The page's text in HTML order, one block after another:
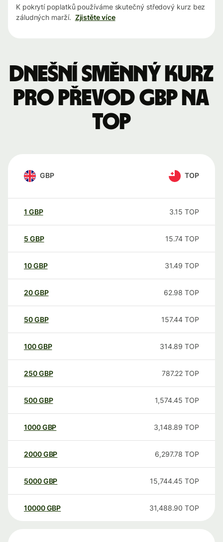
K pokrytí poplatků používáme skutečný středový kurz bez
záludných marží. Zjistěte více
Dnešní směnný kurz
pro převod GBP na
TOP
GBP TOP
1 GBP 3.15 TOP
5 GBP 15.74 TOP
10GBP 31.49 TOP
20GBP 62.98 TOP
50GBP 157.44 TOP
100GBP 314.89 TOP
250GBP 787.22 TOP
500GBP 1,574.45 TOP
1000GBP 3,148.89 TOP
2000GBP 6,297.78 TOP
5000GBP 15,744.45 TOP
10000 GBP 31,488.90 TOP